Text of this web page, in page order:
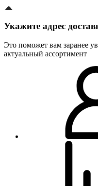
Укажите адрес
Это поможет вам заранее
актуальный ассортимент